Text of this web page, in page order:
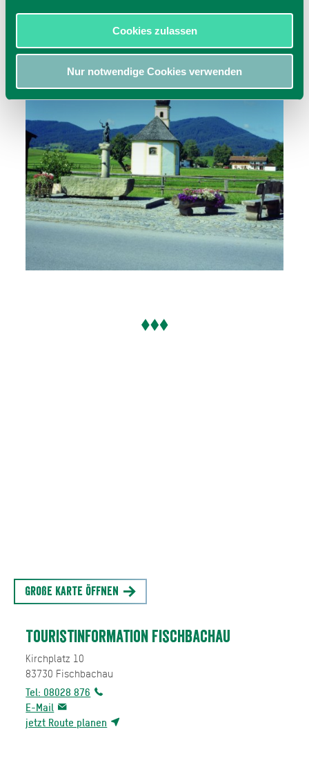
Cookies zulassen
Nur notwendige Cookies verwenden
Große Karte öffnen
Touristinformation Fischbachau
Kirchplatz 10
83730 Fischbachau
Tel: 08028 876
E-Mail
jetzt Route planen